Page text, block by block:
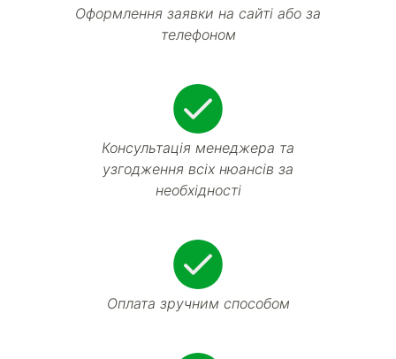
Оформлення заявки на сайті або за
телефоном
Консультація менеджера та
узгодження всіх нюансів за
необхідності
Оплата зручним способом